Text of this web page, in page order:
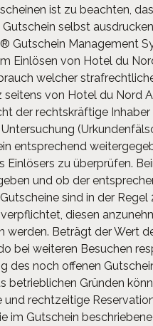
ist zu beachten,
selbst
Gutschein Management
Einlösen von Hotel du
welcher
seitens von Hotel du Nord
der rechtskräftige
entsprechend
Einlösers zu überprüfen.
und ob der
sind in der
diesen
werden. Beträgt der Wert
bei weiteren Besuchen
des noch offenen
betrieblichen Gründen
und rechtzeitige
im Gutschein